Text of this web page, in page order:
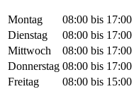
Montag
08:00 bis 17:00
Dienstag
08:00 bis 17:00
Mittwoch
08:00 bis 17:00
Donnerstag 08:00 bis 17:00
Freitag
08:00 bis 15:00